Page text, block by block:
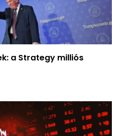
a Strategy milliós